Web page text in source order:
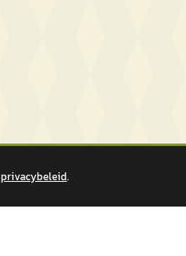
privacybeleid.